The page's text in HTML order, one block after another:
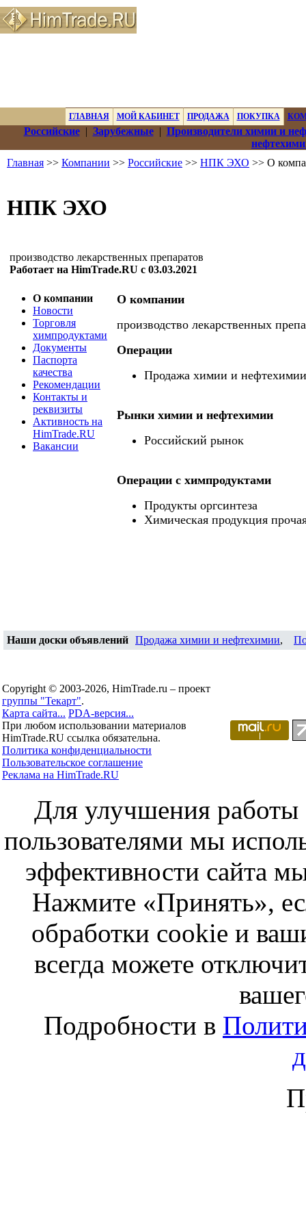
ГЛАВНАЯ МОЙ КАБИНЕТ ПРОДАЖА ПОКУПКА
Российские| Зарубежные| Производители химии и
Главная >> Компании >> Российские >> НПК ЭХО >> О
НПК ЭХО
производство лекарственных препаратов
Работает на HimTrade.RU с 03.03.2021
О компании
Новости
Торговля
химпродуктами
Документы
Паспорта
качества
Рекомендации
Контакты и
реквизиты
Активность на
HimTrade.RU
Вакансии
О компании
производство лекарственных
Операции
Продажа химии и нефтехимии
Рынки химии и нефтехимии
Российский рынок
Операции c химпродуктами
Продукты оргсинтеза
Химическая продукция
Наши доски объявлений Продажа химии и нефтехимии,
Copyright © 2003-2026, HimTrade.ru – проект
группы "Текарт".
Карта сайта... PDA-версия...
При любом использовании материалов
HimTrade.RU ссылка обязательна.
Политика конфиденциальности
Пользовательское соглашение
Реклама на HimTrade.RU
Для улучшения работы
пользователями мы
эффективности сайта
Нажмите «Принять»,
обработки cookie и
всегда можете
Подробности в